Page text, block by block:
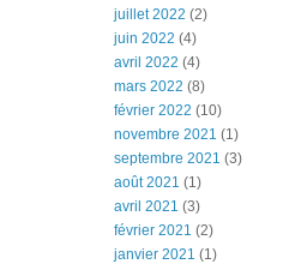
juillet 2022 (2)
juin 2022 (4)
avril 2022 (4)
mars 2022 (8)
février 2022 (10)
novembre 2021 (1)
septembre 2021 (3)
août 2021 (1)
avril 2021 (3)
février 2021 (2)
janvier 2021 (1)